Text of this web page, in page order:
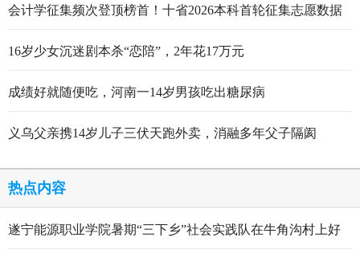
会计学征集频次登顶榜首！十省2026本科首轮征集志愿数据
16岁少女沉迷剧本杀“恋陪”，2年花17万元
成绩好就随便吃，河南一14岁男孩吃出糖尿病
义乌父亲携14岁儿子三伏天跑外卖，消融多年父子隔阂
热点内容
遂宁能源职业学院暑期“三下乡”社会实践队在牛角沟村上好